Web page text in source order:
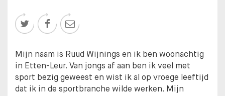
  
Mijn naam is Ruud Wijnings en ik ben woonachtig
in Etten-Leur. Van jongs af aan ben ik veel met
sport bezig geweest en wist ik al op vroege leeftijd
dat ik in de sportbranche wilde werken. Mijn